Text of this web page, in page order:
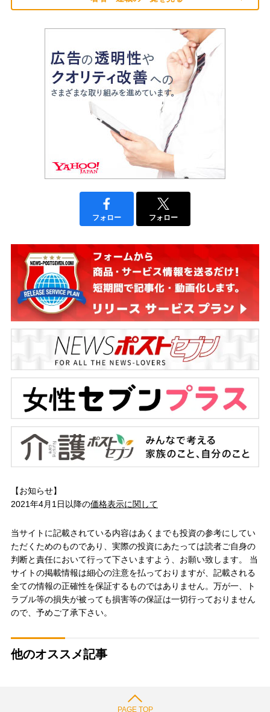
フォロー フォロー
【お知らせ】
2021年4月1日以降の価格表示に関して
当サイトに記載されている内容はあくまでも投資の参考にしてい
ただくためのものであり、実際の投資にあたっては読者ご自身の
判断と責任において行って下さいますよう、お願い致します。 当
サイトの掲載情報は細心の注意を払っておりますが、記載される
全ての情報の正確性を保証するものではありません。万が一、ト
ラブル等の損失が被っても損害等の保証は一切行っておりません
ので、予めご了承下さい。
他のオススメ記事
PAGE TOP